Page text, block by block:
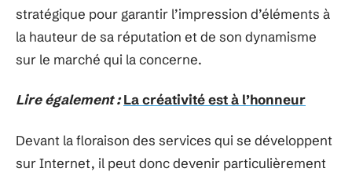
stratégique pour garantir l’impression d’éléments à
la hauteur de sa réputation et de son dynamisme
sur le marché qui la concerne.
Lire également : La créativité est à l’honneur
Devant la floraison des services qui se développent
sur Internet, il peut donc devenir particulièrement